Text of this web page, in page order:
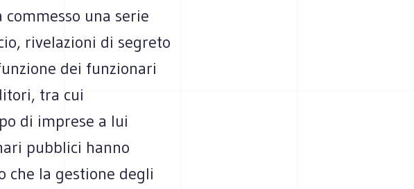
una serie
rivelazioni di segreto
dei funzionari
tra cui
di imprese a lui
pubblici hanno
che la gestione degli